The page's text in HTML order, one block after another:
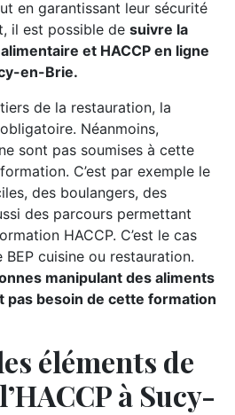
en garantissant leur sécurité
il est possible de suivre la
et HACCP en ligne
en-Brie.
de la restauration, la
Néanmoins,
sont pas soumises à cette
C’est par exemple le
des boulangers, des
des parcours permettant
HACCP. C’est le cas
cuisine ou restauration.
manipulant des aliments
pas besoin de cette formation
éléments de
à Sucy-